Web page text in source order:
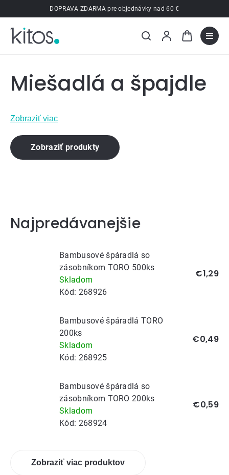
na
obsah
DOPRAVA ZDARMA pre objednávky nad 60 €
Miešadlá a špajdle
Zobraziť viac
Zobraziť produkty
Najpredávanejšie
Bambusové špáradlá so
zásobníkom TORO 500ks
Skladom
Kód: 268926
€1,29
Bambusové špáradlá TORO
200ks
Skladom
Kód: 268925
€0,49
Bambusové špáradlá so
zásobníkom TORO 200ks
Skladom
Kód: 268924
€0,59
Zobraziť viac produktov